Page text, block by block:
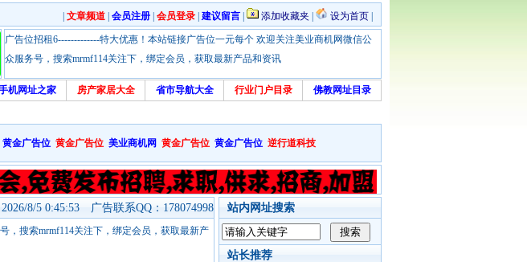
文章频道 会员注册 会员登录 建议留言 添加收藏夹 设为首页
广告位招租6-------------特大优惠！本站链接广告位一元每个 欢迎关注美业商机网微信公
众服务号，搜索mrmf114关注下，绑定会员，获取最新产品和资讯
机网址之家 房产家居大全 省市导航大全 行业门户目录 佛教网址目录
黄金广告位 黄金广告位 美业商机网 黄金广告位 黄金广告位 逆行道科技
站内网址搜索
站长推荐
8/5 0:45:53 广告联系QQ：178074998
，搜索mrmf114关注下，绑定会员，获取最新产